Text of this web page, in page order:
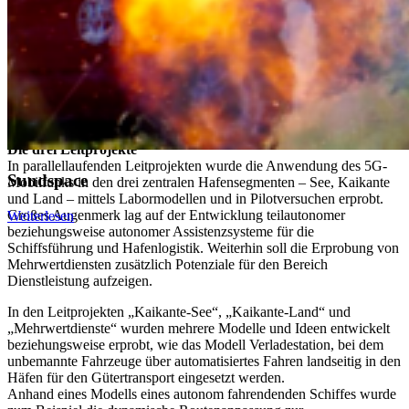
Sundspace
Weiterlesen
Frequenzen, die von der Bundesnetzagentur vergeben werden.
Aufgrund des standortsgebundenen Geltungsbereichs der
Frequenzen sind diese Netze auf ein bestimmtes Gelände, wie im
Fall der HOST: den Campus, begrenzt. Die Campusnetze mit ihrer
individuellen Frequenz können ganz gezielt auf die Anforderungen
des Umfelds angepasst werden, da sie nicht für den Gebrauch durch
die Öffentlichkeit vorgesehen sind.
Die drei Leitprojekte
In parallellaufenden Leitprojekten wurde die Anwendung des 5G-
Mobilfunks in den drei zentralen Hafensegmenten – See, Kaikante
und Land – mittels Labormodellen und in Pilotversuchen erprobt.
Großes Augenmerk lag auf der Entwicklung teilautonomer
beziehungsweise autonomer Assistenzsysteme für die
Schiffsführung und Hafenlogistik. Weiterhin soll die Erprobung von
Mehrwertdiensten zusätzlich Potenziale für den Bereich
Dienstleistung aufzeigen.
In den Leitprojekten „Kaikante-See“, „Kaikante-Land“ und
„Mehrwertdienste“ wurden mehrere Modelle und Ideen entwickelt
beziehungsweise erprobt, wie das Modell Verladestation, bei dem
unbemannte Fahrzeuge über automatisiertes Fahren landseitig in den
Häfen für den Gütertransport eingesetzt werden.
Anhand eines Modells eines autonom fahrendenden Schiffes wurde